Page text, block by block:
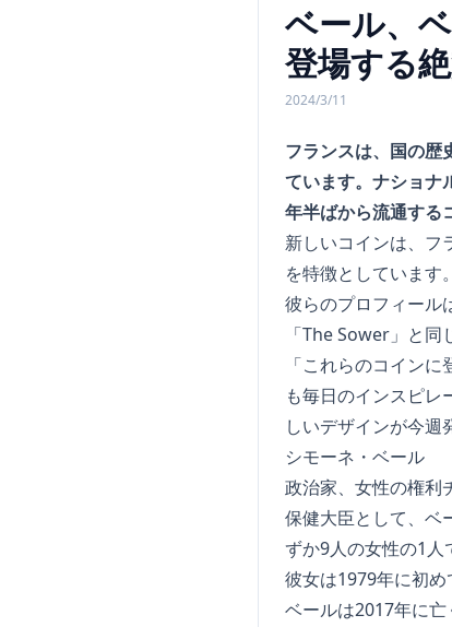
ベール、
登場する
2024/3/11
フランスは、国の歴
ています。ナショナ
年半ばから流通する
新しいコインは、フ
を特徴としています。
彼らのプロフィール
「The Sower」と同
「これらのコイン
も毎日のインスピレ
しいデザインが今週
シモーネ・ベール
政治家、女性の権利
保健大臣として、ベ
ずか9人の女性の1人
彼女は1979年に初め
ベールは2017年に